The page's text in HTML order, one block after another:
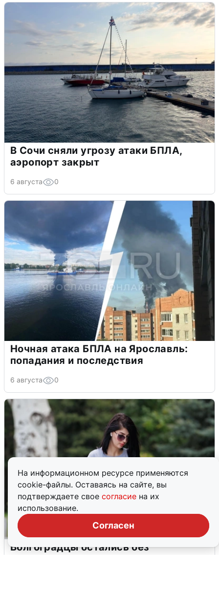
На информационном ресурсе применяются
cookie-файлы. Оставаясь на сайте, вы
подтверждаете свое согласие на их
использование.
Согласен
В Сочи сняли угрозу атаки БПЛА,
аэропорт закрыт
6 августа 0
Ночная атака БПЛА на Ярославль:
попадания и последствия
6 августа 0
Волгоградцы остались без